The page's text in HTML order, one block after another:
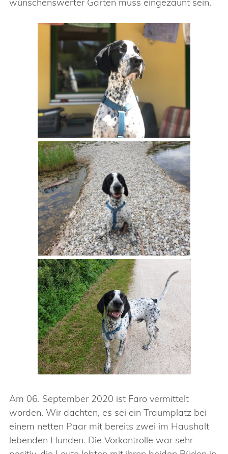
wünschenswerter Garten muss eingezäunt sein.
Am 06. September 2020 ist Faro vermittelt
worden. Wir dachten, es sei ein Traumplatz bei
einem netten Paar mit bereits zwei im Haushalt
lebenden Hunden. Die Vorkontrolle war sehr